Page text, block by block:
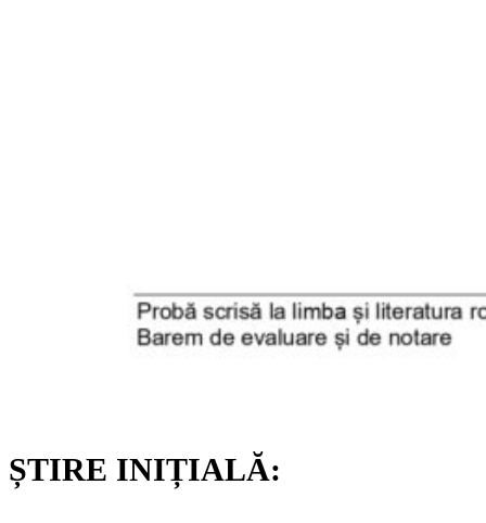
ȘTIRE INIȚIALĂ: